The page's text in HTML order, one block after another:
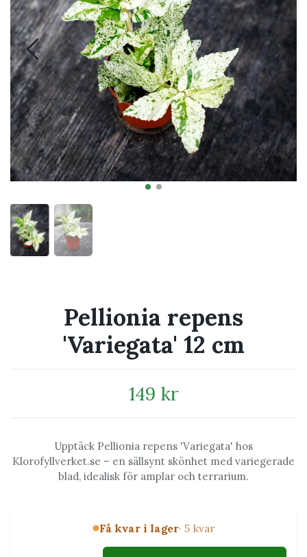
Pellionia repens
'Variegata' 12 cm
149 kr
Upptäck Pellionia repens 'Variegata' hos
Klorofyllverket.se – en sällsynt skönhet med variegerade
blad, idealisk för amplar och terrarium.
Få kvar i lager· 5 kvar